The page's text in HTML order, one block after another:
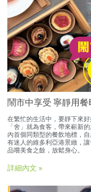
鬧市中享受 寧靜用餐
在繁忙的生活中，要靜下來
「舍」就為食客，帶來嶄新
內首個同類型的餐飲地標，
有迷人的維多利亞港景緻，
品嚐美食之餘，放鬆身心。
詳細內文 »